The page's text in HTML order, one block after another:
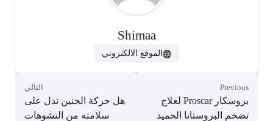
Shimaa
الموقع الالكتروني
Previous
بروسكار Proscar لعلاج
تضخم البروستاتا الحميد
التالي
هل حركة الجنين تدل على
سلامته من التشوهات